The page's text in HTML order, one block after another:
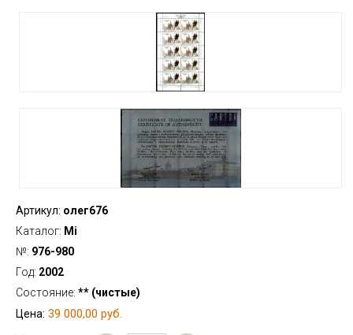
Артикул: олег676
Каталог: Mi
№: 976-980
Год: 2002
Состояние: ** (чистые)
Цена: 39 000,00 руб.